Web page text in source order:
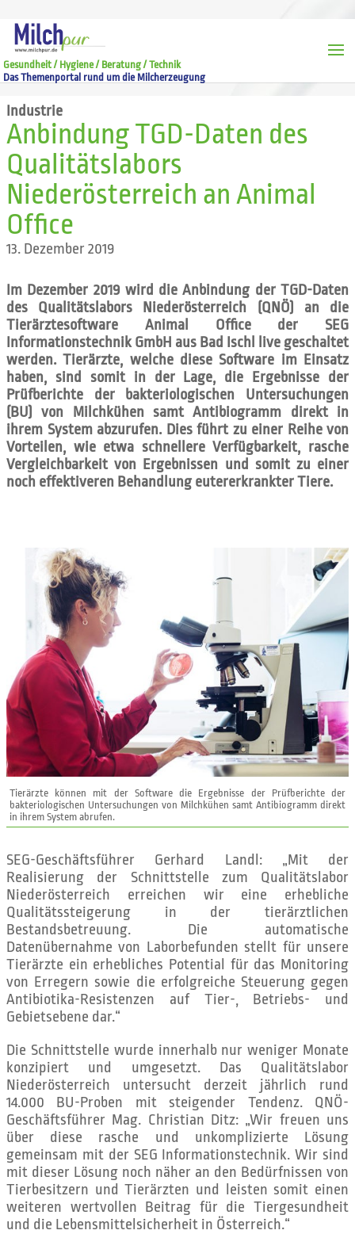
Gesundheit / Hygiene / Beratung / Technik
Das Themenportal rund um die Milcherzeugung
Industrie
Anbindung TGD-Daten des
Qualitätslabors
Niederösterreich an Animal
Office
13. Dezember 2019
Im Dezember 2019 wird die Anbindung der TGD-Daten
des Qualitätslabors Niederösterreich (QNÖ) an die
Tierärztesoftware Animal Office der SEG
Informationstechnik GmbH aus Bad Ischl live geschaltet
werden. Tierärzte, welche diese Software im Einsatz
haben, sind somit in der Lage, die Ergebnisse der
Prüfberichte der bakteriologischen Untersuchungen
(BU) von Milchkühen samt Antibiogramm direkt in
ihrem System abzurufen. Dies führt zu einer Reihe von
Vorteilen, wie etwa schnellere Verfügbarkeit, rasche
Vergleichbarkeit von Ergebnissen und somit zu einer
noch effektiveren Behandlung eutererkrankter Tiere.
Tierärzte können mit der Software die Ergebnisse der Prüfberichte der
bakteriologischen Untersuchungen von Milchkühen samt Antibiogramm direkt
in ihrem System abrufen.
SEG-Geschäftsführer Gerhard Landl: „Mit der
Realisierung der Schnittstelle zum Qualitätslabor
Niederösterreich erreichen wir eine erhebliche
Qualitätssteigerung in der tierärztlichen
Bestandsbetreuung. Die automatische
Datenübernahme von Laborbefunden stellt für unsere
Tierärzte ein erhebliches Potential für das Monitoring
von Erregern sowie die erfolgreiche Steuerung gegen
Antibiotika-Resistenzen auf Tier-, Betriebs- und
Gebietsebene dar.“
Die Schnittstelle wurde innerhalb nur weniger Monate
konzipiert und umgesetzt. Das Qualitätslabor
Niederösterreich untersucht derzeit jährlich rund
14.000 BU-Proben mit steigender Tendenz. QNÖ-
Geschäftsführer Mag. Christian Ditz: „Wir freuen uns
über diese rasche und unkomplizierte Lösung
gemeinsam mit der SEG Informationstechnik. Wir sind
mit dieser Lösung noch näher an den Bedürfnissen von
Tierbesitzern und Tierärzten und leisten somit einen
weiteren wertvollen Beitrag für die Tiergesundheit
und die Lebensmittelsicherheit in Österreich.“